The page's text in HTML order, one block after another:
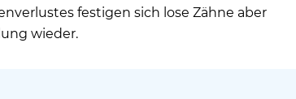
festigen sich lose Zähne aber
wieder.